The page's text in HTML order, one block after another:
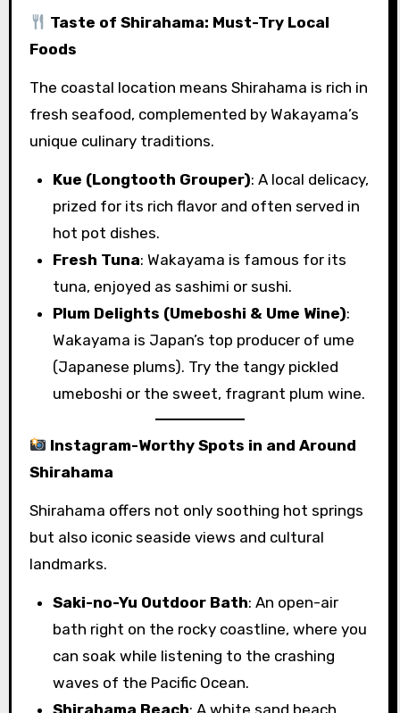
Taste of Shirahama: Must-Try Local
Foods
The coastal location means Shirahama is rich in
fresh seafood, complemented by Wakayama’s
unique culinary traditions.
Kue (Longtooth Grouper): A local delicacy,
prized for its rich flavor and often served in
hot pot dishes.
Fresh Tuna: Wakayama is famous for its
tuna, enjoyed as sashimi or sushi.
Plum Delights (Umeboshi & Ume Wine):
Wakayama is Japan’s top producer of ume
(Japanese plums). Try the tangy pickled
umeboshi or the sweet, fragrant plum wine.
Instagram-Worthy Spots in and Around
Shirahama
Shirahama offers not only soothing hot springs
but also iconic seaside views and cultural
landmarks.
Saki-no-Yu Outdoor Bath: An open-air
bath right on the rocky coastline, where you
can soak while listening to the crashing
waves of the Pacific Ocean.